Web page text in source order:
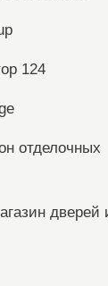
124
отделочных
дверей